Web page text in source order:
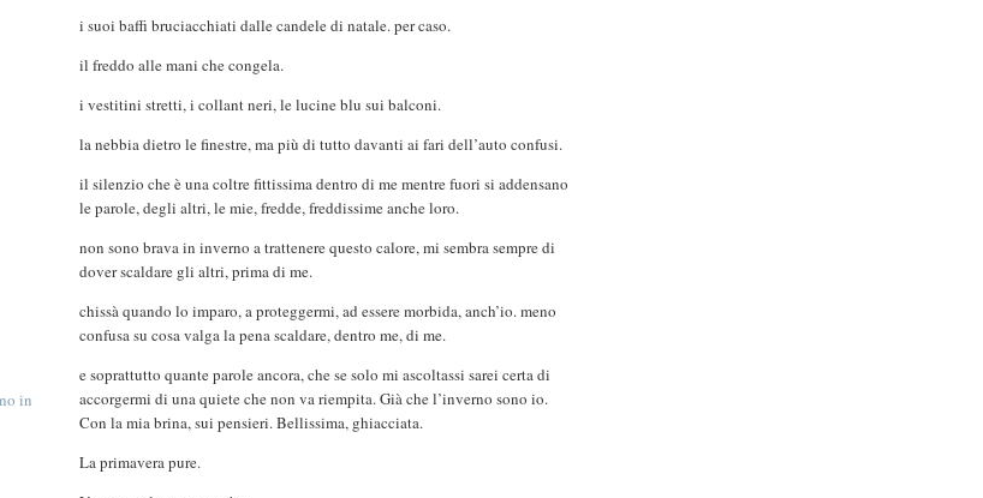
i suoi baffi bruciacchiati dalle candele di natale. per caso.
il freddo alle mani che congela.
i vestitini stretti, i collant neri, le lucine blu sui balconi.
la nebbia dietro le finestre, ma più di tutto davanti ai fari dell’auto confusi.
il silenzio che è una coltre fittissima dentro di me mentre fuori si addensano
le parole, degli altri, le mie, fredde, freddissime anche loro.
non sono brava in inverno a trattenere questo calore, mi sembra sempre di
dover scaldare gli altri, prima di me.
chissà quando lo imparo, a proteggermi, ad essere morbida, anch’io. meno
confusa su cosa valga la pena scaldare, dentro me, di me.
e soprattutto quante parole ancora, che se solo mi ascoltassi sarei certa di
accorgermi di una quiete che non va riempita. Già che l’inverno sono io.
Con la mia brina, sui pensieri. Bellissima, ghiacciata.
La primavera pure.
in